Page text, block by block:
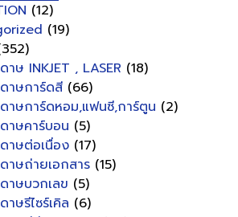
(12)
(19)
าษ INKJET , LASER (18)
ดาษการ์ดสี (66)
ดาษการ์ดหอม,แฟนซี,การ์ตูน (2)
าษคาร์บอน (5)
าษต่อเนื่อง (17)
าษถ่ายเอกสาร (15)
าษบวกเลข (5)
าษรีไซร์เคิล (6)